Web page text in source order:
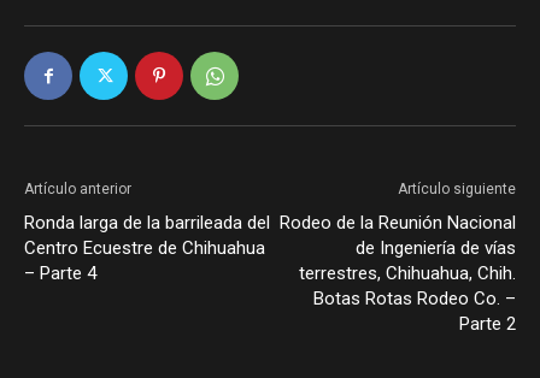
Artículo anterior
Ronda larga de la barrileada del
Centro Ecuestre de Chihuahua
– Parte 4
Artículo siguiente
Rodeo de la Reunión Nacional
de Ingeniería de vías
terrestres, Chihuahua, Chih.
Botas Rotas Rodeo Co. –
Parte 2